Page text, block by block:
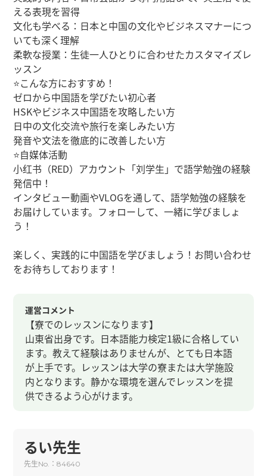
える表現を習得
文化も学べる：日本と中国の文化やビジネスマナーにつ
いても深く理解
柔軟な授業：生徒一人ひとりに合わせたカスタマイズレ
ッスン
⭐こんな方におすすめ！
ゼロから中国語を学びたい初心者
HSKやビジネス中国語を攻略したい方
日中の文化交流や旅行を楽しみたい方
発音や文法を徹底的に改善したい方
⭐自媒体活動
小红书（RED）アカウント「刘学生」で語学勉強の経験
発信中！
インタビュー動画やVLOGを通して、語学勉強の経験を
お届けしています。フォローして、一緒に学びましょ
う！
楽しく、実践的に中国語を学びましょう！お問い合わせ
をお待ちしております！
運営コメント
【寮でのレッスンになります】
山東省出身です。日本語能力検定1級に合格してい
ます。教えて経験はありませんが、とても日本語
が上手です。レッスンは大学の寮または大学施設
内となります。静かな環境を選んでレッスンを提
供できるよう心がけます。
るい先生
先生No. ：84640